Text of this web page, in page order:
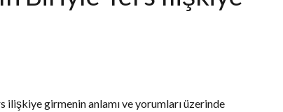
ilişkiye girmenin anlamı ve yorumları üzerinde